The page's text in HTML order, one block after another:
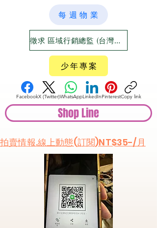
每 週 物 業
徵求 區域行銷總監 (台灣六大都)
少 年 專 案
FacebookX (Twitter)WhatsAppLinkedInPinterestCopy link
Shop Line
​拍賣情報.線上動態(訂閱)NT$35-/月